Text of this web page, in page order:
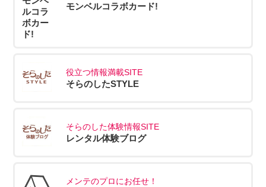
モンベルコラボカード!
役立つ情報満載SITE
そらのしたSTYLE
そらのした体験情報SITE
レンタル体験ブログ
メンテのプロにお任せ！